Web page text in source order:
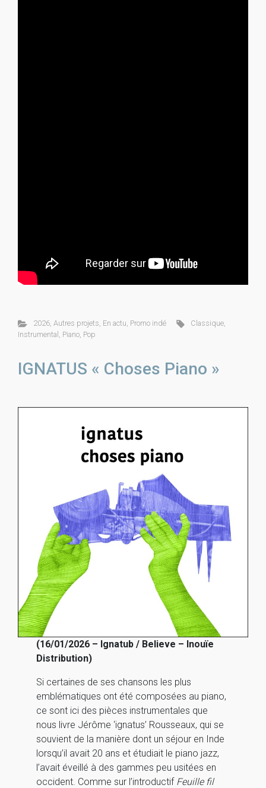
2026, Autres projets, En actu, Promo indé Classique,
Instrumental , Piano, Pop
IGNATUS « Choses Piano »
(16/01/2026 – Ignatub / Believe – Inouïe
Distribution)
Si certaines de ses chansons les plus
emblématiques ont été composées au piano,
ce sont ici des pièces instrumentales que
nous livre Jérôme ‘ignatus’ Rousseaux, qui se
souvient de la manière dont un séjour en Inde
lorsqu’il avait 20 ans et étudiait le piano jazz,
l’avait éveillé à des gammes peu usitées en
occident. Comme sur l’introductif Feuille fil